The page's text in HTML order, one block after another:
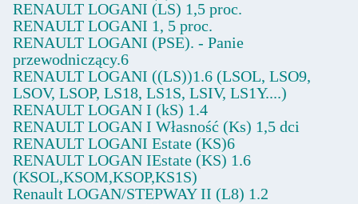
RENAULT LOGANI (LS) 1,5 proc.
RENAULT LOGANI 1, 5 proc.
RENAULT LOGANI (PSE). - Panie
przewodniczący.6
RENAULT LOGANI ((LS))1.6 (LSOL, LSO9,
LSOV, LSOP, LS18, LS1S, LSIV, LS1Y....)
RENAULT LOGAN I (kS) 1.4
RENAULT LOGAN I Własność (Ks) 1,5 dci
RENAULT LOGANI Estate (KS)6
RENAULT LOGAN IEstate (KS) 1.6
(KSOL,KSOM,KSOP,KS1S)
Renault LOGAN/STEPWAY II (L8) 1.2